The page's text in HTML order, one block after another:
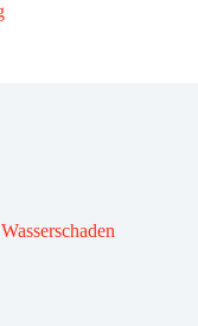
Was­ser­scha­den